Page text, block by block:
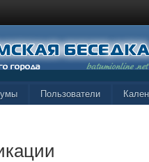
Пользователи